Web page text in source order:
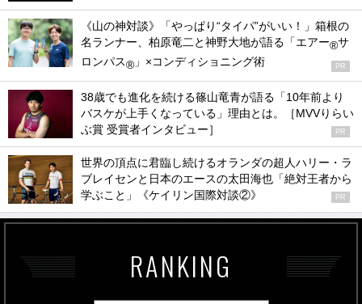
《山の神対談》「やっぱり“タイパ”がいい！」箱根の
名ランナー、柏原竜二と神野大地が語る「エアー®サ
ロンパス® 」×コンディショニング術 PR
38歳でも進化を続ける篠山竜青が語る「10年前より
バスケが上手くなっている」理由とは。［MVVりらい
ぶ賞 受賞者インタビュー］
PR
世界の頂点に君臨し続けるオランダの超人ハリー・ラ
ブレイセンと日本のエースの太田海也「絶対王者から
学ぶこと」《ケイリン国際対談②》
PR
RANKING